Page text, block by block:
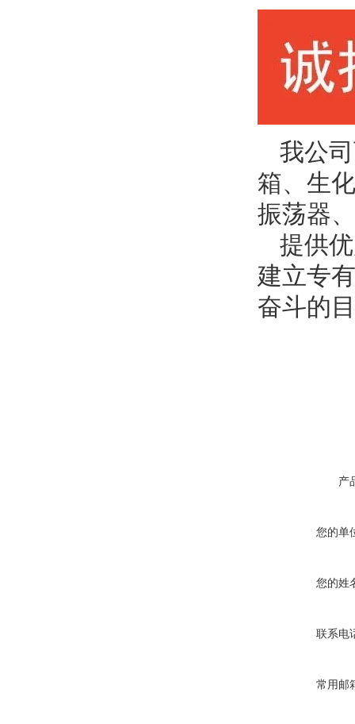
我公
箱、生
振荡器
提供
建立专
奋斗的
产
您的单
您的姓
联系电
常用邮